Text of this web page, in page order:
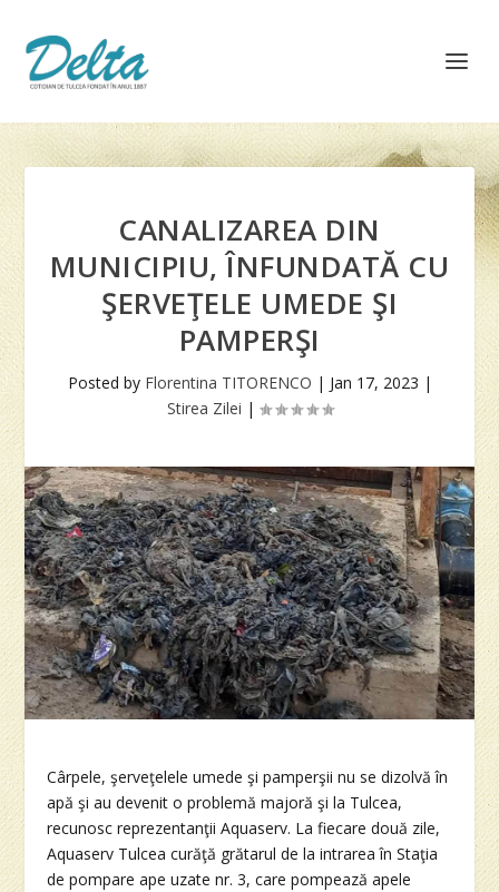
CANALIZAREA DIN
MUNICIPIU, ÎNFUNDATĂ CU
ŞERVEŢELE UMEDE ŞI
PAMPERŞI
Posted by Florentina TITORENCO | Jan 17, 2023 |
Stirea Zilei |
Cârpele, şerveţelele umede şi pamperşii nu se dizolvă în
apă şi au devenit o problemă majoră şi la Tulcea,
recunosc reprezentanţii Aquaserv. La fiecare două zile,
Aquaserv Tulcea curăţă grătarul de la intrarea în Staţia
de pompare ape uzate nr. 3, care pompează apele